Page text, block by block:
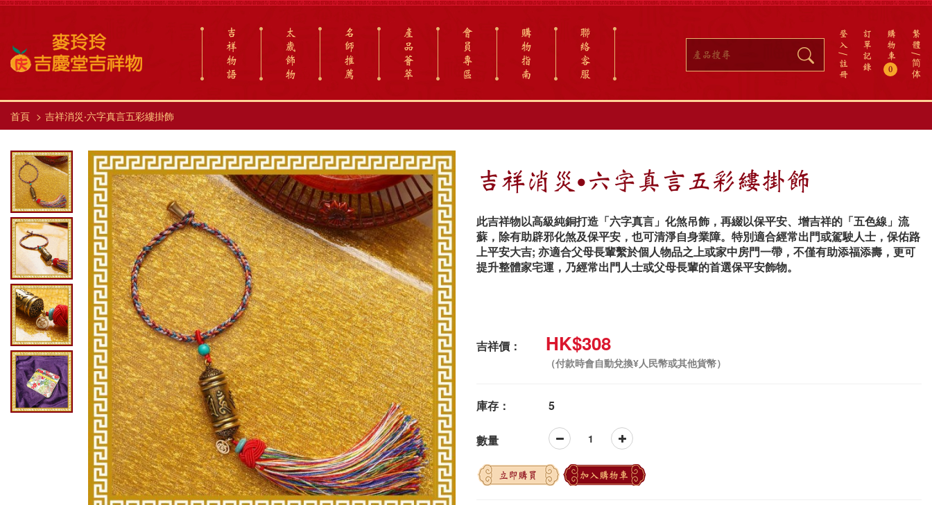
繁
體
简
体
購
物
車
0
訂
單
記
錄
登
入
註
冊
吉
祥
物
語
太
歲
飾
物
名
師
推
薦
產
品
薈
萃
會
員
專
區
購
物
指
南
聯
絡
客
服
首頁 吉祥消災‧六字真言五彩縷掛飾
吉祥消災‧六字真言五彩縷掛飾
此吉祥物以高級純銅打造「六字真言」化煞吊飾，再綴以保平安、增吉祥的「五色線」流
蘇，除有助辟邪化煞及保平安，也可清淨自身業障。特別適合經常出門或駕駛人士，保佑路
上平安大吉; 亦適合父母長輩繫於個人物品之上或家中房門一帶，不僅有助添福添壽，更可
提升整體家宅運，乃經常出門人士或父母長輩的首選保平安飾物。
吉祥價： HK$308
（付款時會自動兌換¥人民幣或其他貨幣）
庫存： 5
數量
立即購買 加入購物車